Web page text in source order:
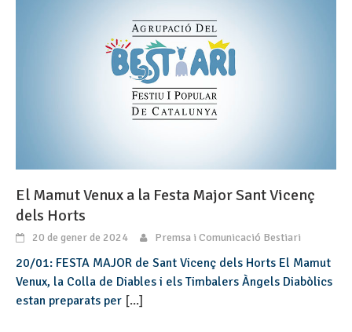
El Mamut Venux a la Festa Major Sant Vicenç
dels Horts
20 de gener de 2024 Premsa i Comunicació Bestiari
20/01: FESTA MAJOR de Sant Vicenç dels Horts El Mamut
Venux, la Colla de Diables i els Timbalers Àngels Diabòlics
estan preparats per [...]